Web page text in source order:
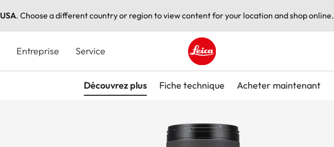
USA. Choose a different country or region to view content for your location and shop online.
Entreprise Service
Leica logo - Home
Découvrez plus Fiche technique Acheter maintenant